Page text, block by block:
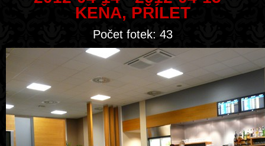
KEŇA, PŘÍLET
Počet fotek: 43